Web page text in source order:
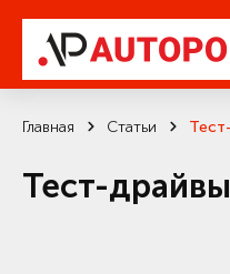
Главная Статьи
Тест-